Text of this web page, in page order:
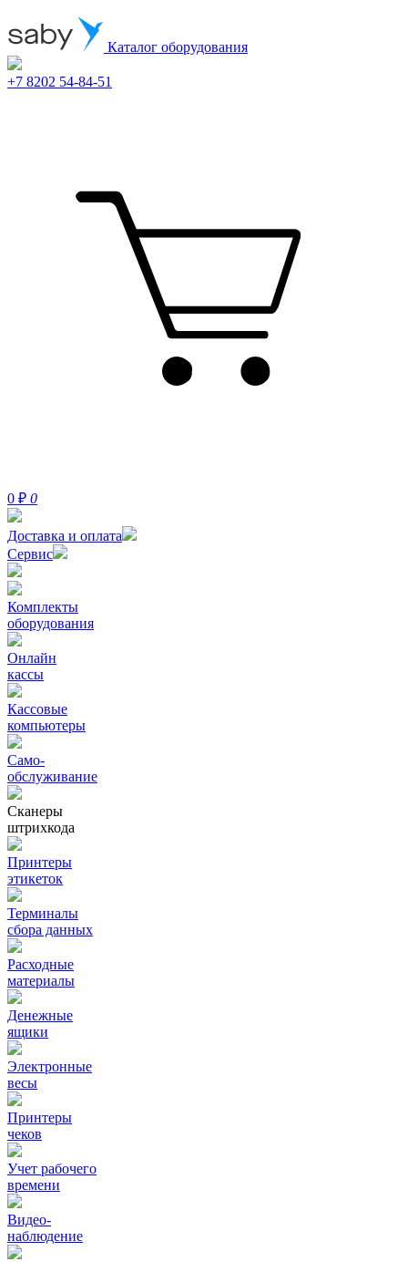
Каталог оборудования
+7 8202 54-84-51
0 ₽ 0
Доставка и оплата
Сервис
Комплекты
оборудования
Онлайн
кассы
Кассовые
компьютеры
Само-
обслуживание
Сканеры
штрихкода
Принтеры
этикеток
Терминалы
сбора данных
Расходные
материалы
Денежные
ящики
Электронные
весы
Принтеры
чеков
Учет рабочего
времени
Видео‑
наблюдение